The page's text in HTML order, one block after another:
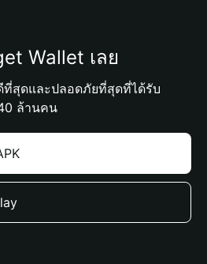
Wallet เลย
สุดและปลอดภัยที่สุดที่ได้รับ
ล้านคน